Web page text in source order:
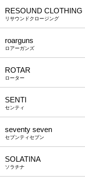
RESOUND CLOTHING
リサウンドクロージング
roarguns
ロアーガンズ
ROTAR
ローター
SENTI
センティ
seventy seven
セブンティセブン
SOLATINA
ソラチナ